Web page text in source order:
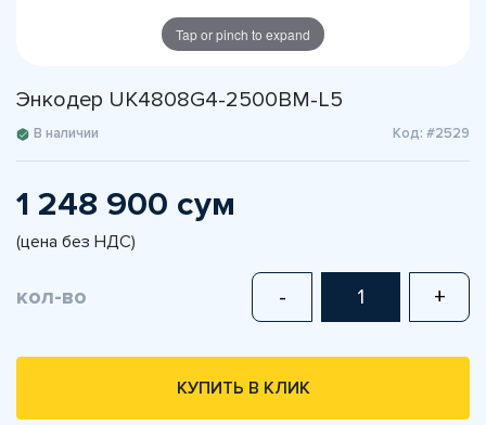
Tap or pinch to expand
Энкодер UK4808G4-2500BM-L5
В наличии Код: #2529
1 248 900 сум
(цена без НДС)
кол-во - +
КУПИТЬ В КЛИК